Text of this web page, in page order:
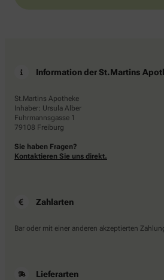
Information der St.Martins
St.Martins Apotheke
Inhaber: Ursula Alber
Fuhrmannsgasse 1
79108 Freiburg
Sie haben Fragen?
Kontaktieren Sie uns direkt.
Zahlarten
Bar oder mit einer anderen akzeptierten
Lieferarten